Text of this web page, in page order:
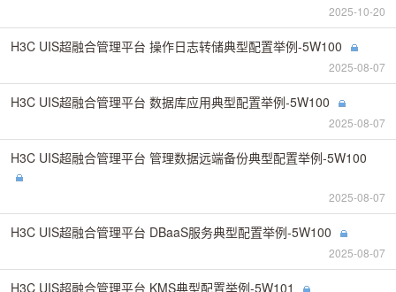
2025-10-20
H3C UIS超融合管理平台 操作日志转储典型配置举例-5W100
2025-08-07
H3C UIS超融合管理平台 数据库应用典型配置举例-5W100
2025-08-07
H3C UIS超融合管理平台 管理数据远端备份典型配置举例-5W100
2025-08-07
H3C UIS超融合管理平台 DBaaS服务典型配置举例-5W100
2025-08-07
H3C UIS超融合管理平台 KMS典型配置举例-5W101